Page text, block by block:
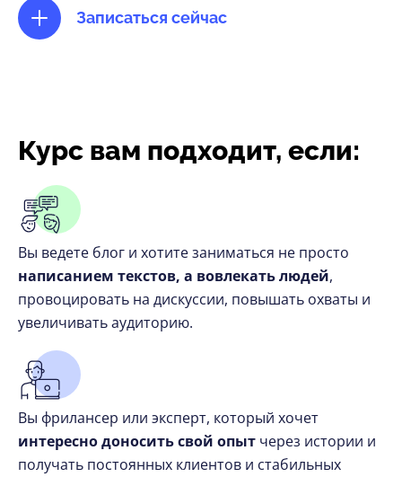
Записаться сейчас
Курс вам подходит, если:
Вы ведете блог и хотите заниматься не просто
написанием текстов, а вовлекать людей,
провоцировать на дискуссии, повышать охваты и
увеличивать аудиторию.
Вы фрилансер или эксперт, который хочет
интересно доносить свой опыт через истории и
получать постоянных клиентов и стабильных